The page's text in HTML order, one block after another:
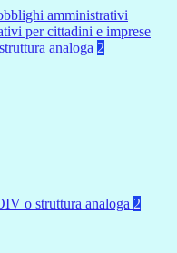
amministrativi
per cittadini e imprese
analoga 2
o struttura analoga 2